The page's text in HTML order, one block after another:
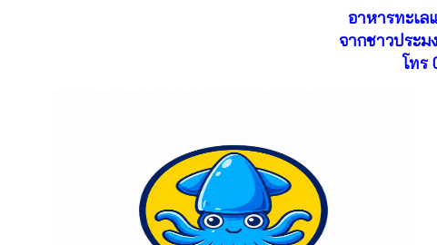
อาหารทะเ
จากชาวประ
โทร